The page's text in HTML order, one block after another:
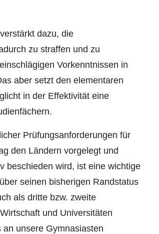
dazu, die
zu straffen und zu
Vorkenntnissen in
aber setzt den elementaren
in der Effektivität eine
Prüfungsanforderungen für
den Ländern vorgelegt und
beschieden wird, ist eine wichtige
seinen bisherigen Randstatus
als dritte bzw. zweite
und Universitäten
unsere Gymnasiasten